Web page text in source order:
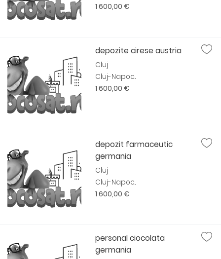
1 600,00 €
depozite cirese austria
Cluj
Cluj-Napoc...
1 600,00 €
depozit farmaceutic
germania
Cluj
Cluj-Napoc...
1 600,00 €
personal ciocolata
germania